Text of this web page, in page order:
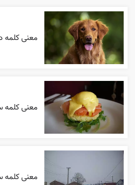
معنی کلمه
معنی
معنی کلمه